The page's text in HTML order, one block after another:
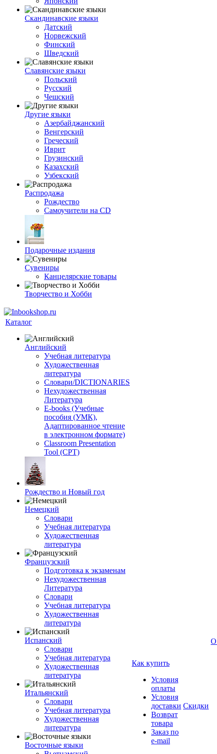
Скандинавские языки
Датский
Норвежский
Финский
Шведский
Славянские языки
Польский
Русский
Чешский
Другие языки
Азербайджанский
Венгерский
Греческий
Иврит
Грузинский
Казахский
Узбекский
Распродажа
Рождество
Самоучители на CD
Подарочные издания
Сувениры
Канцелярские товары
Творчество и Хобби
Каталог
Английский
Учебная литература
Художественная
литература
Словари/DICTIONARIES
Нехудожественная
Литература
E-books (Учебные
пособия (УМК),
Адаптированное чтение
в электронном формате)
Classroom Presentation
Tool (CPT)
Рождество и Новый год
Немецкий
Словари
Учебная литература
Художественная
литература
Французский
Подготовка к экзаменам
Нехудожественная
Литература
Словари
Учебная литература
Художественная
литература
Испанский
Словари
Учебная литература
Художественная
литература
Итальянский
Словари
Учебная литература
Художественная
литература
Восточные языки
Как купить
Условия
оплаты
Условия
доставки
Возврат
товара
Заказ по
e-mail
Скидки
О